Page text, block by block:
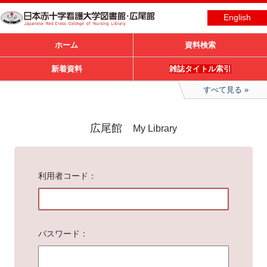
English
ホーム 資料検索
新着資料 雑誌タイトル索引
すべて見る
広尾館 My Library
利用者コード
パスワード